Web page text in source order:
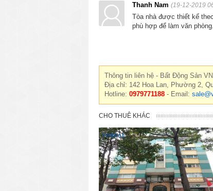
Thanh Nam (19-12-2019
Tòa nhà được thiết kế
phù hợp để làm văn phòng.
Thông tin liên hệ - Bất Động Sản
Địa chỉ: 142 Hoa Lan, Phường 2,
Hotline: 0979771188 - Email:
CHO THUÊ KHÁC